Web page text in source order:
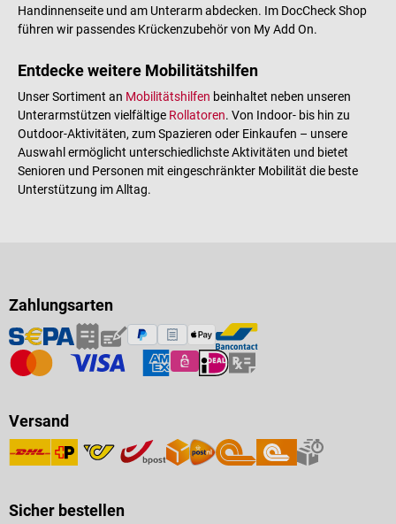
Handinnenseite und am Unterarm abdecken. Im DocCheck Shop
führen wir passendes Krückenzubehör von My Add On.
Entdecke weitere Mobilitätshilfen
Unser Sortiment an Mobilitätshilfen beinhaltet neben unseren
Unterarmstützen vielfältige Rollatoren. Von Indoor- bis hin zu
Outdoor-Aktivitäten, zum Spazieren oder Einkaufen – unsere
Auswahl ermöglicht unterschiedlichste Aktivitäten und bietet
Senioren und Personen mit eingeschränkter Mobilität die beste
Unterstützung im Alltag.
Zahlungsarten
Versand
Sicher bestellen